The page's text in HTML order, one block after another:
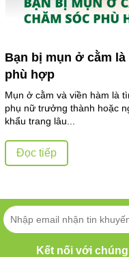
Bạn bị mụn ở cằm
phù hợp
Mụn ở cằm và viền hàm là
phụ nữ trưởng thành hoặc
khẩu trang lâu...
Đọc tiếp
Kết nối với